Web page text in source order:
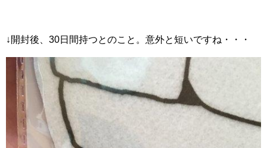
↓開封後、30日間持つとのこと。意外と短いですね・・・